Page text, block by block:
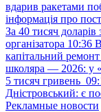
вдарив ракетами
інформація про
За 40 тисяч
організатора 10:36
капітальний ремонт
школяра — 2026: у
5 тисяч гривень
Дністровський: є
Рекламные новости